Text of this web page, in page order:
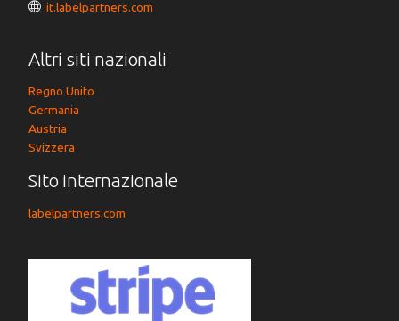
it.labelpartners.com
Altri siti nazionali
Regno Unito
Germania
Austria
Svizzera
Sito internazionale
labelpartners.com